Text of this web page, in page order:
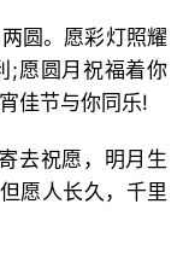
圆。愿彩灯照耀
;愿圆月祝福着你
佳节与你同乐!
去祝愿，明月生
愿人长久，千里